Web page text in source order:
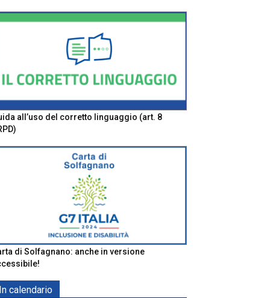
all’uso del corretto linguaggio (art. 8
di Solfagnano: anche in versione
In calendario